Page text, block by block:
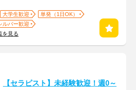
大学生歓迎
単発（1日OK）
ルバー歓迎
を見る
【セラピスト】未経験歓迎！週0～